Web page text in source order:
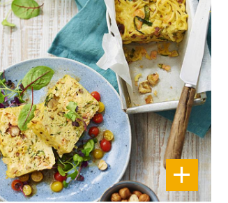
DIFFICULTÉ
PRÉPARATION
15 Min